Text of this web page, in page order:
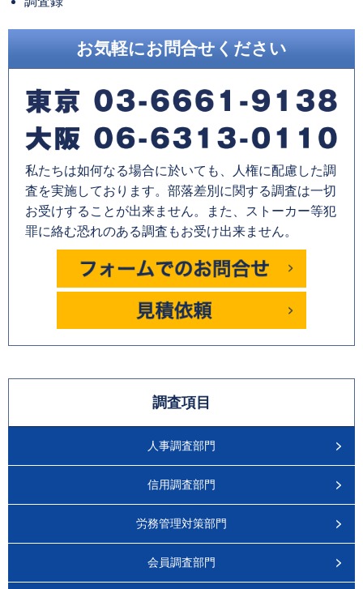
お気軽にお問合せください
私たちは如何なる場合に於いても、人権に配慮した調
査を実施しております。部落差別に関する調査は一切
お受けすることが出来ません。また、ストーカー等犯
罪に絡む恐れのある調査もお受け出来ません。
調査項目
人事調査部門
信用調査部門
労務管理対策部門
会員調査部門